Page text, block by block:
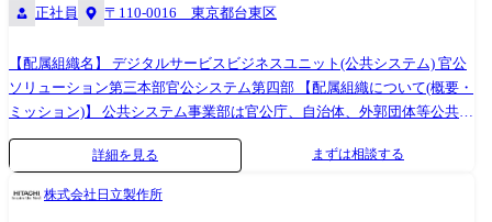
提案 (3)設計・プログラミング・テスト ・品質、コスト、スケジュール等
や顧客との調整等 (4)総合テスト、フィールドテスト ・社内外のステーク
ホルダーとの調整、課題解決 (5)システム移行・運用 ・システム移行、運
用支援に係る作業管理、インシデント対応 【配属組織名】 デジタルサー
ビスビジネスユニット(公共システム) 公共ソリューション推進第一本部
ID推進センタ 【配属組織について(概要・ミッション)】 ID推進センタ
正社員 〒110-0016 東京都台東区
【配属組織名】 デジタルサービスビジネスユニット(公共システム) 官公
ソリューション第三本部官公システム第四部 【配属組織について(概要・
ミッション)】 公共システム事業部は官公庁、自治体、外郭団体等公共分
野のお客様を、ITの側面から50年以上にわたって支援しております。 具
体的には、少子高齢化や環境問題、格差の拡大等、国家規模～地域の課
詳細を見る まずは相談する
株式会社日立製作所